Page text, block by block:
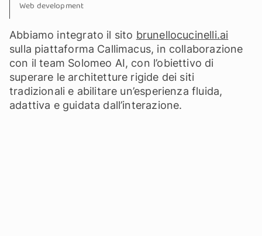
Web development
Abbiamo integrato il sito brunellocucinelli.ai
sulla piattaforma Callimacus, in collaborazione
con il team Solomeo AI, con l’obiettivo di
superare le architetture rigide dei siti
tradizionali e abilitare un’esperienza fluida,
adattiva e guidata dall’interazione.